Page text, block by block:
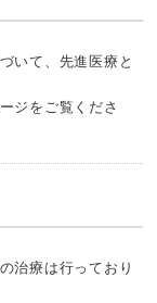
いて、先進医療と
ジをご覧くださ
治療は行っており